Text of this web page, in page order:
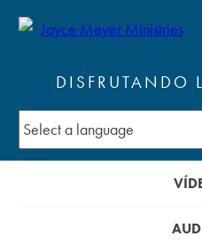
DISFRUTANDO